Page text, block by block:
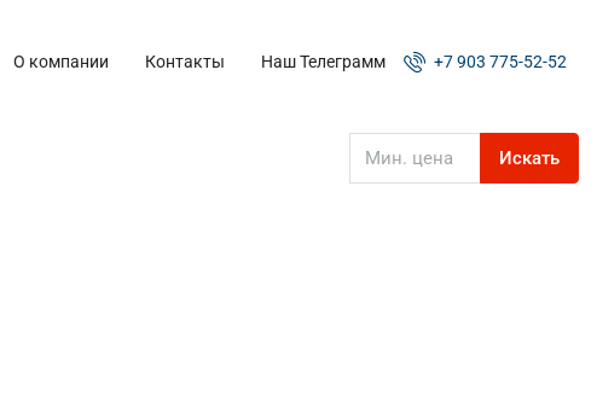
О компании Контакты Наш Телеграмм +7 903 775-52-52
Искать